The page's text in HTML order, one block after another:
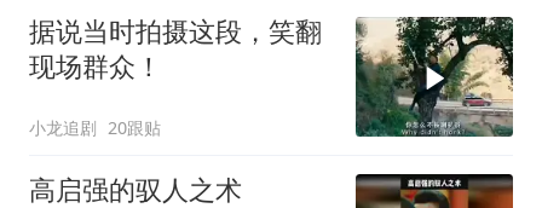
据说当时拍摄这段，笑翻
现场群众！
小龙追剧 20跟贴
高启强的驭人之术